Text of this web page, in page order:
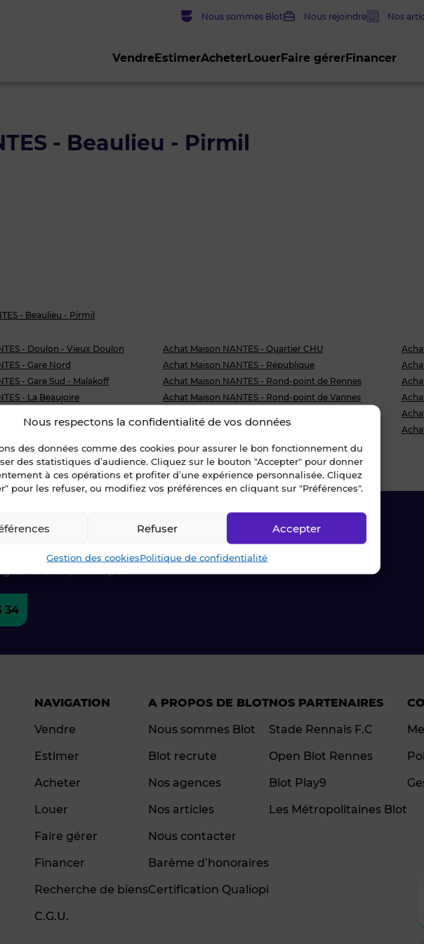
Nous respectons la confidentialité de vos données
des données comme des cookies pour assurer le bon fonctionnement du
des statistiques d’audience. Cliquez sur le bouton "Accepter" pour donner
à ces opérations et profiter d’une expérience personnalisée. Cliquez
pour les refuser, ou modifiez vos préférences en cliquant sur "Préférences".
Accepter
Refuser
Gestion des cookiesPolitique de confidentialité
VendreEstimerAcheterLouerFaire gérerFinancer
Nous sommes Blot Nous rejoindre Nos
NANTES - Beaulieu - Pirmil
- Beaulieu - Pirmil
- Beaulieu - Pirmil
- Doulon - Vieux Doulon
- Gare Nord
- Gare Sud - Malakoff
- La Beaujoire
- Pont du Cens - Petit port
- Procé - Monselet
Achat Maison NANTES - Quartier CHU
Achat Maison NANTES - République
Achat Maison NANTES - Rond-point de Rennes
Achat Maison NANTES - Rond-point de Vannes
nous !
à chaque étape.
34
NAVIGATION
Vendre
Estimer
Acheter
Louer
Faire gérer
Financer
Recherche de biens
C.G.U.
A PROPOS DE BLOT
Nous sommes Blot
Blot recrute
Nos agences
Nos articles
Nous contacter
Barème d’honoraires
Certification Qualiopi
NOS PARTENAIRES
Stade Rennais F.C
Open Blot Rennes
Blot Play9
Les Métropolitaines Blot